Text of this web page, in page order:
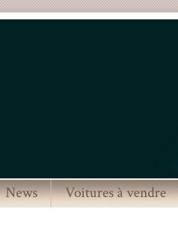
News Voitures à vendre